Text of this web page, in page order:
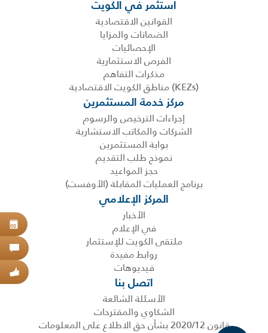
استثمر في الكويت
القوانين الاقتصادية
الضمانات والمزايا
الإحصائيات
الفرص الاستثمارية
مذكرات التفاهم
(KEZs) مناطق الكويت الاقتصادية
مركز خدمة المستثمرين
إجراءات الترخيص والرسوم
الشركات والمكاتب الاستشارية
بوابة المستثمرين
نموذج طلب التقديم
حجز المواعيد
برنامج العمليات المقابلة (الأوفست)
المركز الإعلامي
الأخبار
في الإعلام
ملتقى الكويت للإستثمار
روابط مفيدة
فيديوهات
اتصل بنا
الأسئلة الشائعة
الشكاوي والمقترحات
قانون 2020/12 بشأن حق الاطلاع على المعلومات
08